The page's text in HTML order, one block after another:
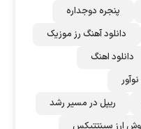
پنجره دوجداره
دانلود آهنگ رز‌ موزیک
دانلود اهنگ
ریپل در مسیر رشد
ارز سینتتیکس